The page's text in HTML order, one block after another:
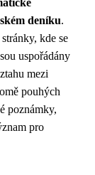
deníku.
kde se
uspořádány
mezi
pouhých
poznámky,
pro